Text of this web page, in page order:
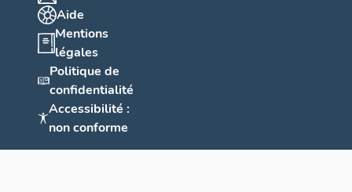
Aide
Mentions
légales
Politique de
confidentialité
Accessibilité :
non conforme